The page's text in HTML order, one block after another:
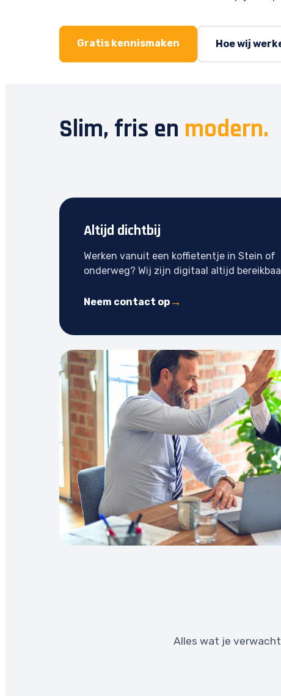
Gratis kennismaken Hoe wij
Slim, fris en modern.
Altijd dichtbij
Werken vanuit een koffietentje in Stein of
onderweg? Wij zijn digitaal altijd
Neem contact op
Alles wat je